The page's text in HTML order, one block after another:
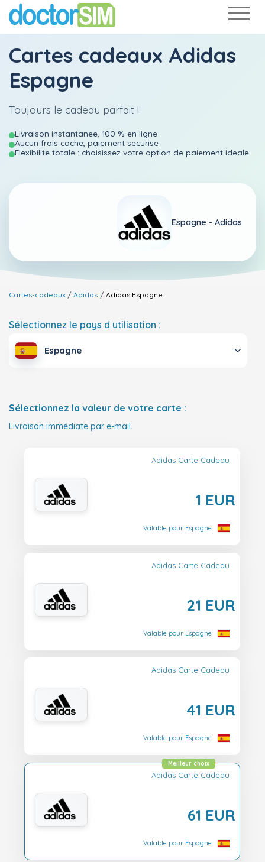
Cartes cadeaux Adidas
Espagne
Toujours le cadeau parfait !
Livraison instantanee, 100 % en ligne
Aucun frais cache, paiement securise
Flexibilite totale : choisissez votre option de paiement ideale
Espagne - Adidas
Cartes-cadeaux Adidas Adidas Espagne
Sélectionnez le pays d utilisation :
Espagne
Sélectionnez la valeur de votre carte :
Livraison immédiate par e-mail.
Adidas Carte Cadeau
1 EUR
Valable pour Espagne
Adidas Carte Cadeau
21 EUR
Valable pour Espagne
Adidas Carte Cadeau
41 EUR
Valable pour Espagne
Adidas Carte Cadeau
61 EUR
Meilleur choix
Valable pour Espagne